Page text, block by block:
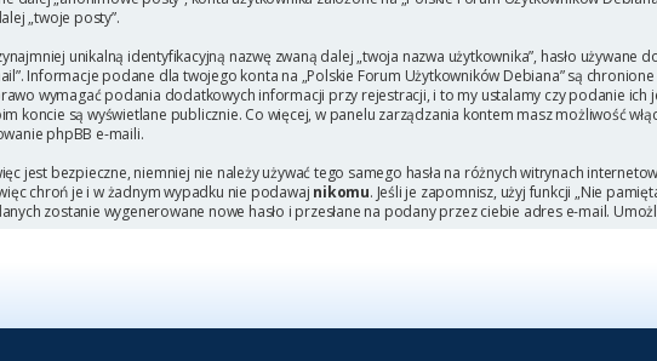
„twoje posty”.
unikalną identyfikacyjną nazwę zwaną dalej „twoja nazwa użytkownika”, hasło używane
Informacje podane dla twojego konta na „Polskie Forum Użytkowników Debiana” są
wymagać podania dodatkowych informacji przy rejestracji, i to my ustalamy czy podanie ich
koncie są wyświetlane publicznie. Co więcej, w panelu zarządzania kontem masz możliwość
phpBB e-maili.
jest bezpieczne, niemniej nie należy używać tego samego hasła na różnych witrynach
chroń je i w żadnym wypadku nie podawaj nikomu. Jeśli je zapomnisz, użyj funkcji „Nie
zostanie wygenerowane nowe hasło i przesłane na podany przez ciebie adres e-mail.